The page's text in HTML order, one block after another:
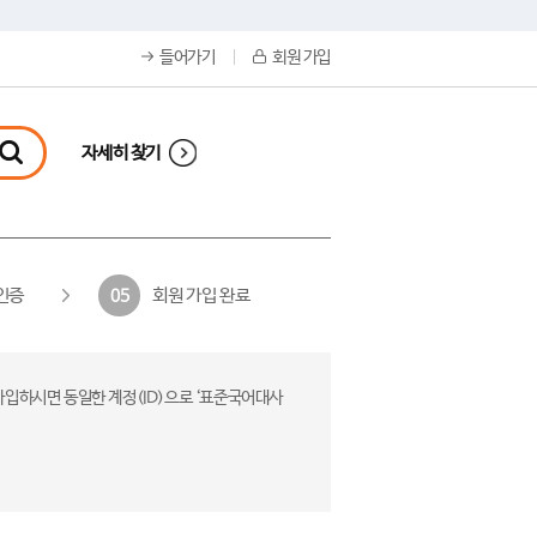
들어가기 회원 가입
자세히 찾기
증 05 회원 가입 완료
하시면 동일한 계정(ID)으로 ‘표준국어대사